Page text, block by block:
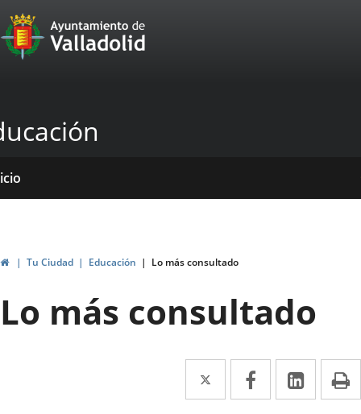
Portal
Web
Ayuntamiento
de
Valladolid
InicioTu Ciudad Educación Lo más consultado
Lo más consultado
Twitter
Enlace
a
Facebook
Enlace
a
Enlace
a